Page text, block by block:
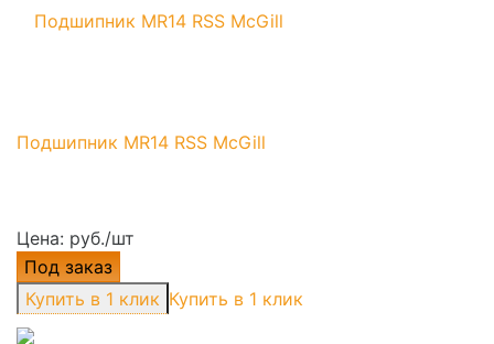
Подшипник MR14 RSS McGill
Цена: руб./шт
Под заказ
Купить в 1 клик